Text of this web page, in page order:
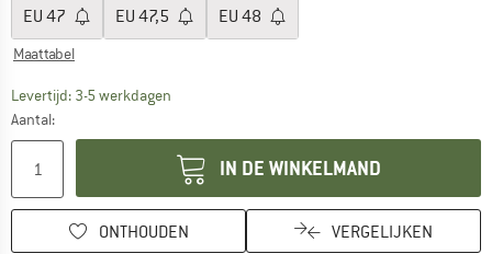
EU 47 EU 47,5 EU 48
Maattabel
Levertijd: 3-5 werkdagen
Aantal:
IN DE WINKELMAND
ONTHOUDEN VERGELIJKEN